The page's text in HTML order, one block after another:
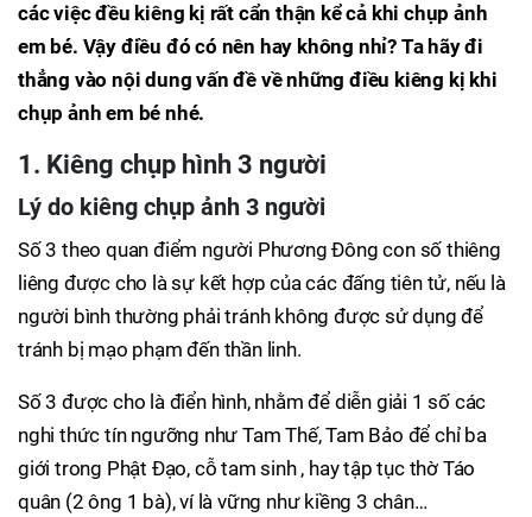
các việc đều kiêng kị rất cẩn thận kể cả khi chụp ảnh
em bé. Vậy điều đó có nên hay không nhỉ? Ta hãy đi
thẳng vào nội dung vấn đề về những điều kiêng kị khi
chụp ảnh em bé nhé.
1. Kiêng chụp hình 3 người
Lý do kiêng chụp ảnh 3 người
Số 3 theo quan điểm người Phương Đông con số thiêng
liêng được cho là sự kết hợp của các đấng tiên tử, nếu là
người bình thường phải tránh không được sử dụng để
tránh bị mạo phạm đến thần linh.
Số 3 được cho là điển hình, nhằm để diễn giải 1 số các
nghi thức tín ngưỡng như Tam Thế, Tam Bảo để chỉ ba
giới trong Phật Đạo, cỗ tam sinh , hay tập tục thờ Táo
quân (2 ông 1 bà), ví là vững như kiềng 3 chân…